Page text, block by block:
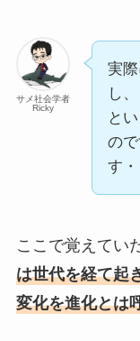
サメ社会学者
Ricky
実
し
と
の
す・
ここで覚えてい
は世代を経て起
変化を進化とは